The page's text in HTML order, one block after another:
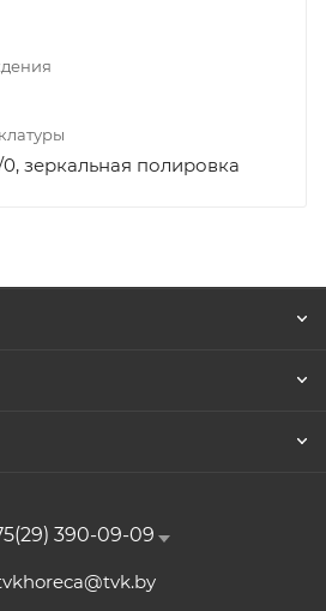
зеркальная полировка
390-09-09